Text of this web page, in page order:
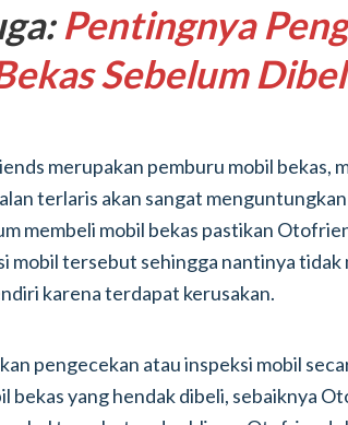
Pentingnya
Sebelum
merupakan pemburu mobil bekas,
terlaris akan sangat
membeli mobil bekas pastikan
mobil tersebut sehingga nantinya
karena terdapat kerusakan.
pengecekan atau inspeksi mobil
bekas yang hendak dibeli, sebaiknya